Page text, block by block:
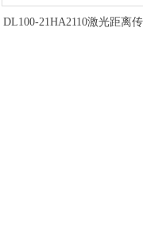
DL100-21HA2110激光距离